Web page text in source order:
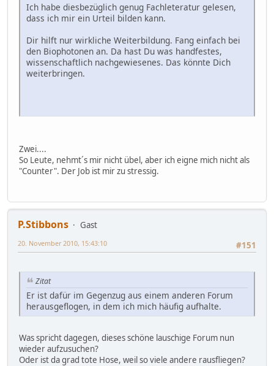
Ich habe diesbezüglich genug Fachleteratur gelesen,
dass ich mir ein Urteil bilden kann.
Dir hilft nur wirkliche Weiterbildung. Fang einfach bei
den Biophotonen an. Da hast Du was handfestes,
wissenschaftlich nachgewiesenes. Das könnte Dich
weiterbringen.
Zwei....
So Leute, nehmt´s mir nicht übel, aber ich eigne mich nicht als
"Counter". Der Job ist mir zu stressig.
P.Stibbons
Gast
#151
20. November 2010, 15:43:10
Zitat
Er ist dafür im Gegenzug aus einem anderen Forum
herausgeflogen, in dem ich mich häufig aufhalte.
Was spricht dagegen, dieses schöne lauschige Forum nun
wieder aufzusuchen?
Oder ist da grad tote Hose, weil so viele andere rausfliegen?